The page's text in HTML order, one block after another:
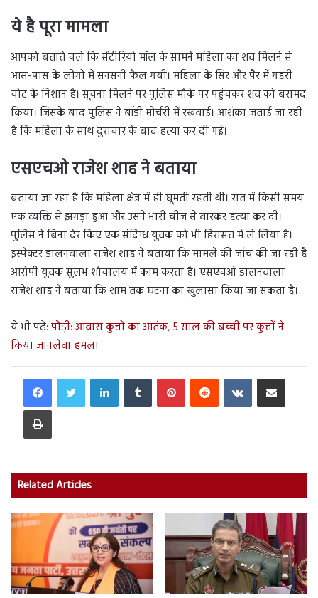
ये है पूरा मामला
आपको बताते चले कि सेंटीरियो मॉल के सामने महिला का शव मिलने से
आस-पास के लोगों में सनसनी फैल गयी। महिला के सिर और पैर में गहरी
चोट के निशान है। सूचना मिलने पर पुलिस मौके पर पहुंचकर शव को बरामद
किया। जिसके बाद पुलिस ने बॉडी मोर्चरी में रखवाई। आशंका जताई जा रही
है कि महिला के साथ दुराचार के बाद हत्या कर दी गई।
एसएचओ राजेश शाह ने बताया
बताया जा रहा है कि महिला क्षेत्र में ही घूमती रहती थी। रात में किसी समय
एक व्यक्ति से झगड़ा हुआ और उसने भारी चीज से वारकर हत्या कर दी।
पुलिस ने बिना देर किए एक संदिग्ध युवक को भी हिरासत में ले लिया है।
इस्पेक्टर डालनवाला राजेश शाह ने बताया कि मामले की जांच की जा रही है
आरोपी युवक सुलभ शौचालय में काम करता है। एसएचओ डालनवाला
राजेश शाह ने बताया कि शाम तक घटना का खुलासा किया जा सकता है।
ये भी पढ़ें: पौड़ी: आवारा कुत्तों का आतंक, 5 साल की बच्ची पर कुत्तों ने
किया जानलेवा हमला
LinkedInTumblr PinterestReddit VKontakteShare via Email
Print
Related Articles